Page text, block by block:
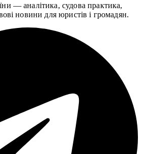
— аналітика, судова практика,
новини для юристів і громадян.